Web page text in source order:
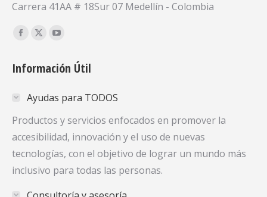
Carrera 41AA # 18Sur 07 Medellín - Colombia
Encuéntranos en:
Facebook
opens
new
window
X
opens
new
window
YouTube
opens
new
window
Información Útil
Ayudas para TODOS
Productos y servicios enfocados en promover la
accesibilidad, innovación y el uso de nuevas
tecnologías, con el objetivo de lograr un mundo más
inclusivo para todas las personas.